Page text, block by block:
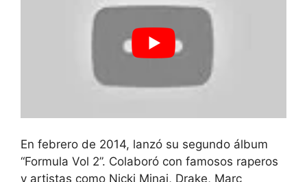
En febrero de 2014, lanzó su segundo álbum
“Formula Vol 2”. Colaboró con famosos raperos
y artistas como Nicki Minaj, Drake, Marc